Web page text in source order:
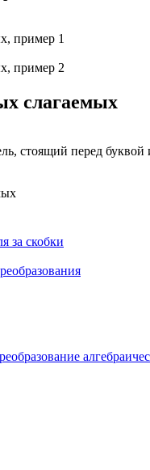
слагаемых
стоящий перед буквой
за скобки